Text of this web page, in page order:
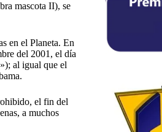
mascota II), se
en el Planeta. En
del 2001, el día
al igual que el
el fin del
a muchos